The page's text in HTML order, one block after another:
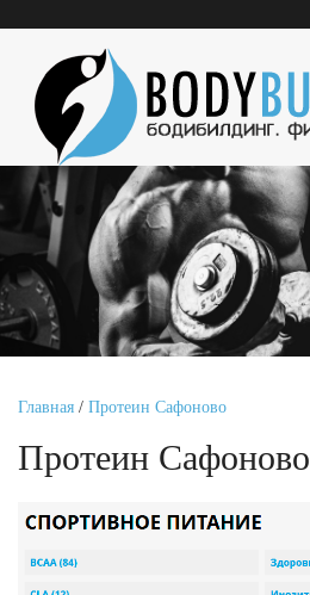
Главная / Протеин Сафоново
Протеин Сафоново